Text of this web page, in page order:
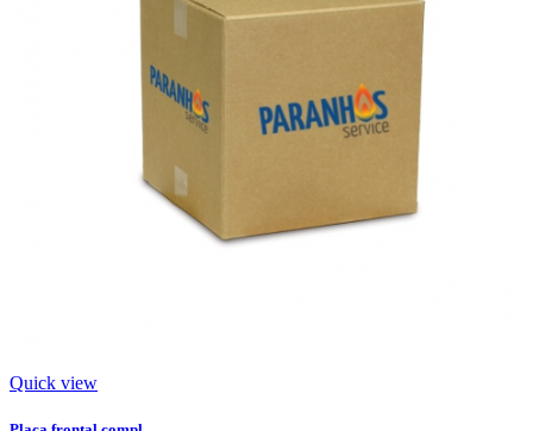
Quick view